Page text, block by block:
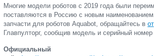
Многие модели роботов с 2019 года были
поставляются в Россию с новым
запчасти для роботов Aquabot, обращайтесь в
Главпулторг, сообщив модель и серийный номер
Официальный